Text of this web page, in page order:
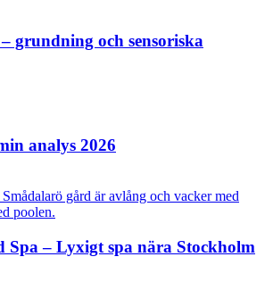
grundning och sensoriska
analys 2026
Spa – Lyxigt spa nära Stockholm